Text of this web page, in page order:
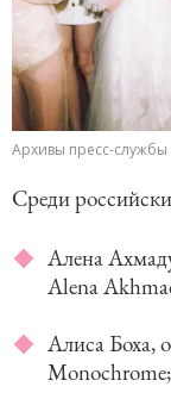
Архивы пресс-службы
Среди
Алена
Alena
Алиса Боха,
Monochrome;